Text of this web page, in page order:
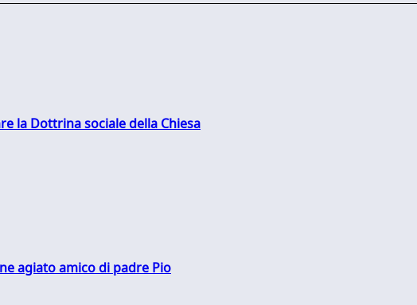
la Dottrina sociale della Chiesa
agiato amico di padre Pio